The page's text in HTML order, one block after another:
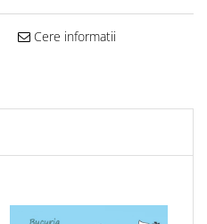
Cere informatii